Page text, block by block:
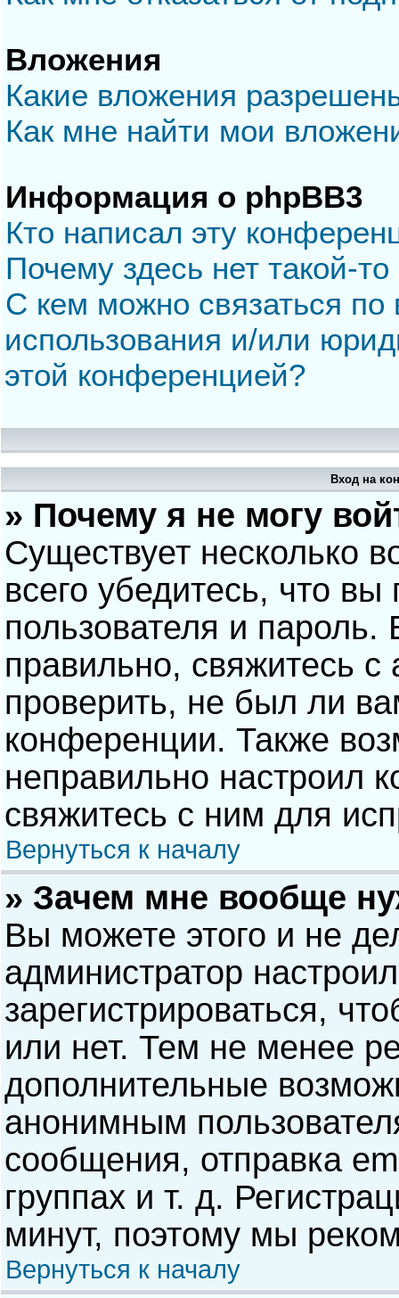
Вложения
Какие вложения
Как мне найти мои
Информация о phpBB3
Кто написал эту
Почему здесь нет такой-
С кем можно связаться по
использования и/или
этой конференцией?
Вход на
» Почему я не могу
Существует несколько
всего убедитесь, что
пользователя и
правильно, свяжитесь
проверить, не был ли
конференции. Также
неправильно настроил
свяжитесь с ним для
Вернуться к началу
» Зачем мне вообще
Вы можете этого и не
администратор
зарегистрироваться,
или нет. Тем не менее
дополнительные
анонимным
сообщения, отправка
группах и т. д.
минут, поэтому мы
Вернуться к началу